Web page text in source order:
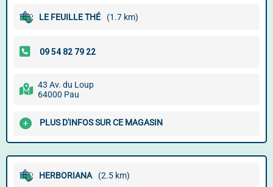
LE FEUILLE THÉ (1.7 km)
43 Av. du Loup
64000 Pau
PLUS D'INFOS SUR CE MAGASIN
HERBORIANA (2.5 km)